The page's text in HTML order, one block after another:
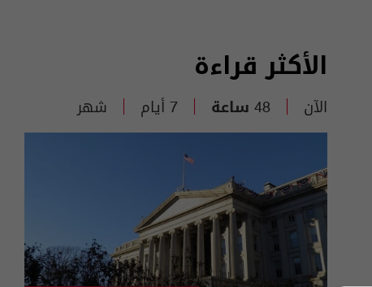
الأكثر قراءة
الآن 48 ساعة 7 أيام شهر